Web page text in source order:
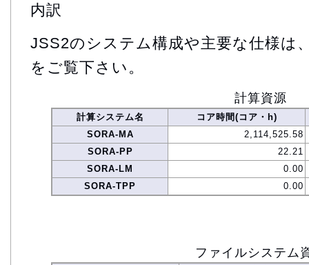
内訳
JSS2のシステム構成や主要な仕様は
をご覧下さい。
計算資源
計算システム名
コア時間(コア・h)
SORA-MA
2,114,525.58
SORA-PP
22.21
SORA-LM
0.00
SORA-TPP
0.00
ファイルシステム